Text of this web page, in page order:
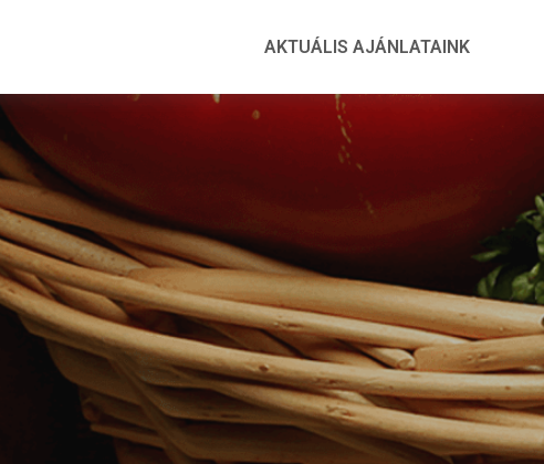
AKTUÁLIS AJÁNLATAINK